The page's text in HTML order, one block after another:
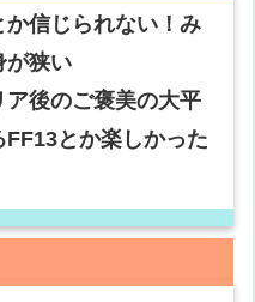
信じられない！み
が狭い
後のご褒美の大平
とか楽しかった